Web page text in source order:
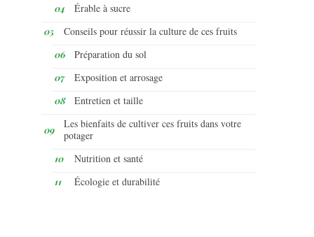
Érable à sucre
Conseils pour réussir la culture de ces fruits
Préparation du sol
Exposition et arrosage
Entretien et taille
Les bienfaits de cultiver ces fruits dans votre
potager
Nutrition et santé
Écologie et durabilité